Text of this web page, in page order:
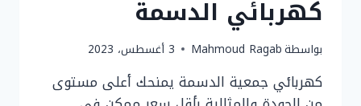
كهربائي الدسمة
بواسطةMahmoud Ragab 3 أغسطس، 2023
كهربائي جمعية الدسمة يمنحك أعلى مستوى